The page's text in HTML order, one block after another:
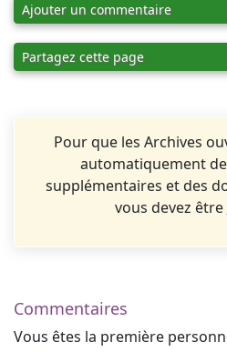
Ajouter un commentaire
Partagez cette page
Pour que les Archives
automatiquement
supplémentaires et des
vous devez être
Commentaires
Vous êtes la première